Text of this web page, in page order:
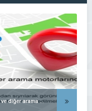
GÖR
listeleyin..